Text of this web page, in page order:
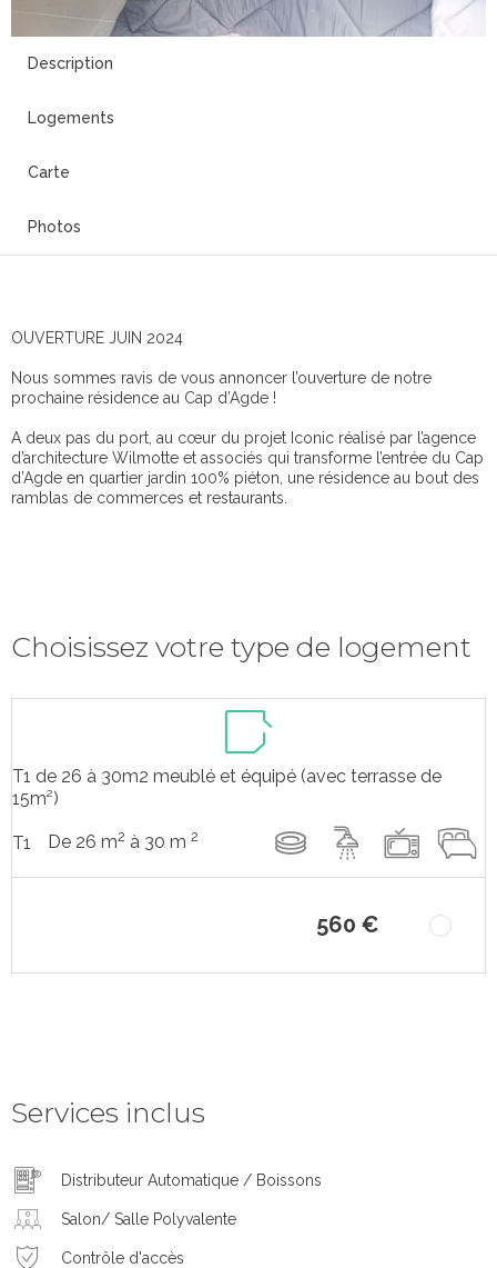
Description
Logements
Carte
Photos
OUVERTURE JUIN 2024
Nous sommes ravis de vous annoncer l’ouverture de notre
prochaine résidence au Cap d’Agde !
A deux pas du port, au cœur du projet Iconic réalisé par l’agence
d’architecture Wilmotte et associés qui transforme l’entrée du Cap
d’Agde en quartier jardin 100% piéton, une résidence au bout des
ramblas de commerces et restaurants.
Choisissez votre type de logement
T1 de 26 à 30m2 meublé et équipé (avec terrasse de
15m²)
T1 De 26 m2 à 30 m 2
560 €
Services inclus
Distributeur Automatique / Boissons
Salon/ Salle Polyvalente
Contrôle d'accès